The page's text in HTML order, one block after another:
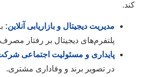
کند.
مدیریت دیجیتال و بازاریابی آنلاین:
پلتفرم‌های دیجیتال بر رفتار
پایداری و مسئولیت اجتماعی
در تصویر برند و وفاداری مشتری.